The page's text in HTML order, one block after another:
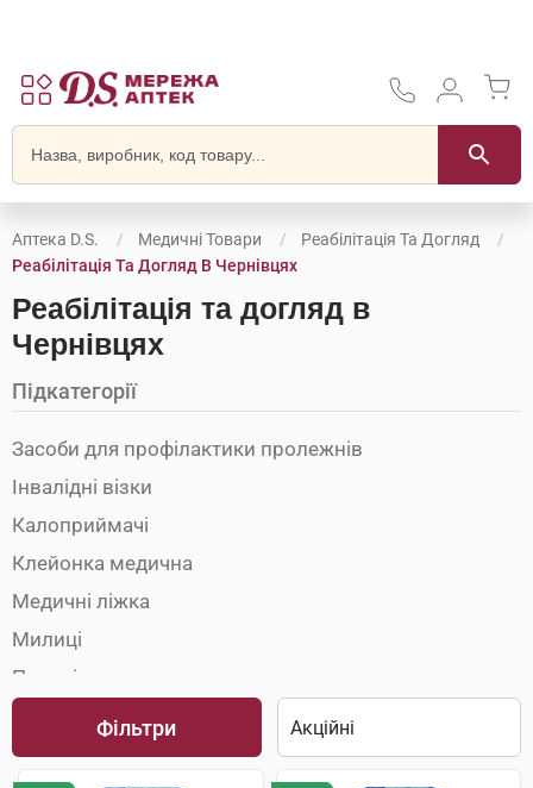
Аптека D.S. Медичні Товари
Реабілітація Та Догляд
Реабілітація Та Догляд В Чернівцях
Реабілітація та догляд в
Чернівцях
Підкатегорії
Засоби для профілактики пролежнів
Інвалідні візки
Калоприймачі
Клейонка медична
Медичні ліжка
Милиці
Палиці
Пелюшки
Підгузки для дорослих
Фільтри